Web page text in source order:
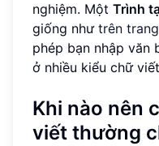
nghiệm. Một Trình
giống như trên
phép bạn nhập văn
ở nhiều kiểu chữ
Khi nào nên
viết thường